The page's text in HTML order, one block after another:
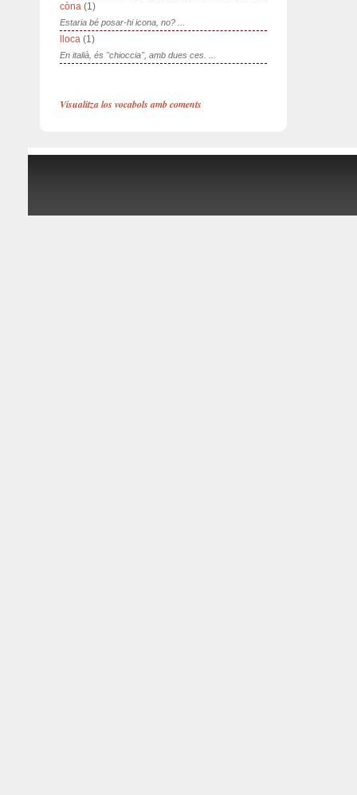
còna (1)
Estaria bé posar-hi icona, no? ...
lloca (1)
En italià, és "chioccia", amb dues ces. ...
Visualitza los vocabols amb coments